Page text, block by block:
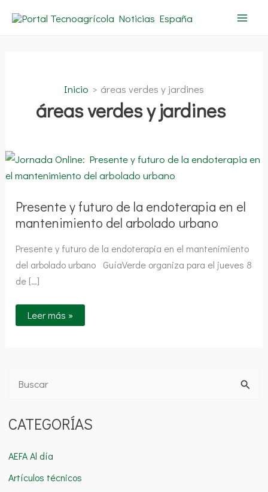
Inicio áreas verdes y jardines
áreas verdes y jardines
Presente y futuro de la endoterapia en el
mantenimiento del arbolado urbano
Presente y futuro de la endoterapia en el mantenimiento
del arbolado urbano GuíaVerde organiza para el jueves 8
de […]
Presente
y
futuro
de
endoterapia
en
el
mantenimiento
arbolado
urbano
Leer más »
s
a
r
CATEGORÍAS
AEFA Al día
Artículos técnicos